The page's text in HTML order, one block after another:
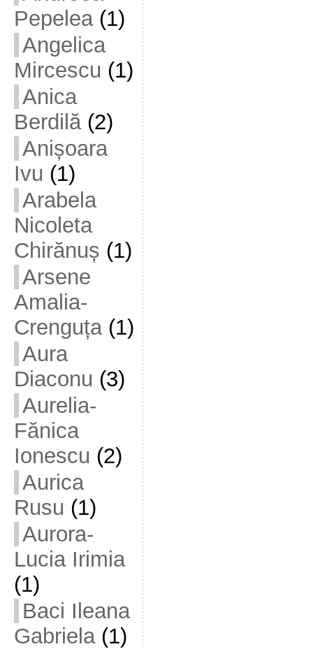
Pepelea(1)
Angelica
Mircescu (1)
Anica
Berdilă(2)
Anișoara
Ivu (1)
Arabela
Nicoleta
Chirănuș (1)
Arsene
Amalia-
Crenguța(1)
Aura
Diaconu (3)
Aurelia-
Fănica
Ionescu (2)
Aurica
Rusu (1)
Aurora-
Lucia Irimia
(1)
Baci Ileana
Gabriela(1)